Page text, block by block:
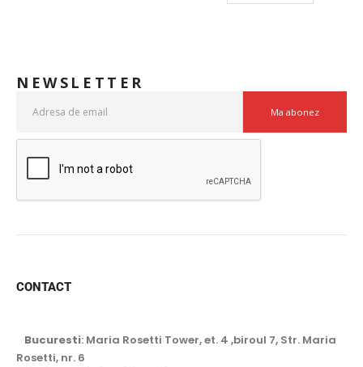
NEWSLETTER
CONTACT
Bucuresti: Maria Rosetti Tower, et. 4 ,biroul 7, Str. Maria
Rosetti, nr. 6